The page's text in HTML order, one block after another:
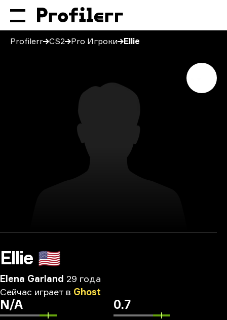
Profilerr CS2 Pro Игроки Ellie
Ellie 🇺🇸
Elena Garland 29 года
Сейчас играет в Ghost
N/A 0.7